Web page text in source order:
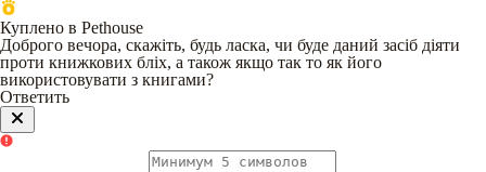
Куплено в Pethouse
Доброго вечора, скажіть, будь ласка, чи буде даний засіб діяти
проти книжкових бліх, а також якщо так то як його
використовувати з книгами?
Ответить